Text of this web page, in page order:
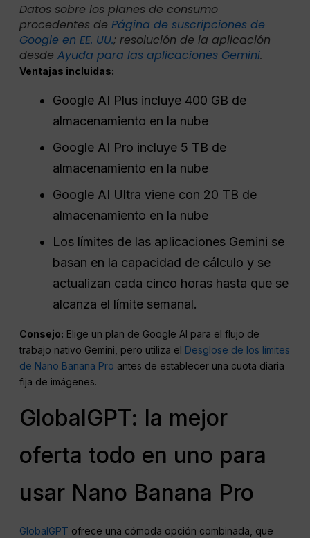
Datos sobre los planes de consumo
procedentes dePágina de suscripciones de
Google en EE. UU.; resolución de la aplicación
desdeAyuda para las aplicaciones Gemini.
Ventajas incluidas:
Google AI Plus incluye 400 GB de
almacenamiento en la nube
Google AI Pro incluye 5 TB de
almacenamiento en la nube
Google AI Ultra viene con 20 TB de
almacenamiento en la nube
Los límites de las aplicaciones Gemini se
basan en la capacidad de cálculo y se
actualizan cada cinco horas hasta que se
alcanza el límite semanal.
Consejo: Elige un plan de Google AI para el flujo de
trabajo nativo Gemini, pero utiliza el Desglose de los límites
de Nano Banana Pro antes de establecer una cuota diaria
fija de imágenes.
GlobalGPT: la mejor
oferta todo en uno para
usar Nano Banana Pro
GlobalGPT ofrece una cómoda opción combinada, que